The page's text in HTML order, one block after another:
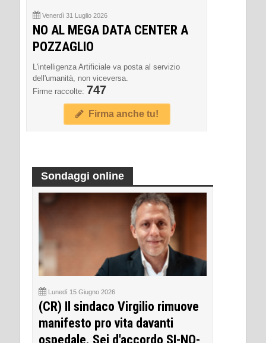
Venerdì 31 Luglio 2026
NO AL MEGA DATA CENTER A
POZZAGLIO
L'intelligenza Artificiale va posta al servizio
dell'umanità, non viceversa.
Firme raccolte: 747
Firma anche tu!
Sondaggi online
Lunedì 15 Giugno 2026
(CR) Il sindaco Virgilio rimuove
manifesto pro vita davanti
ospedale. Sei d'accordo SI-NO-